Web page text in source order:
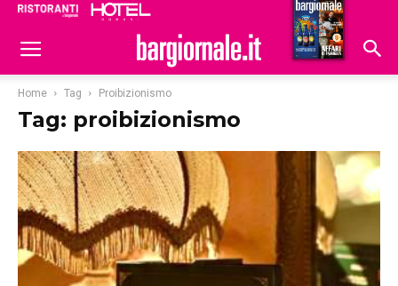
Hoteldomani
Home Tag Proibizionismo
Tag: proibizionismo